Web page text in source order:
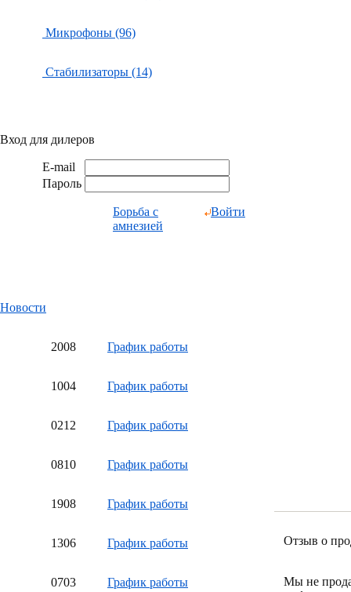
Микрофоны (96)
Стабилизаторы (14)
Вход для дилеров
E-mail
Пароль
Борьба с
амнезией
Войти
Новости
2008 График работы
1004 График работы
0212 График работы
0810 График работы
1908 График работы
1306 График работы
0703 График работы
Отзыв о
Мы не